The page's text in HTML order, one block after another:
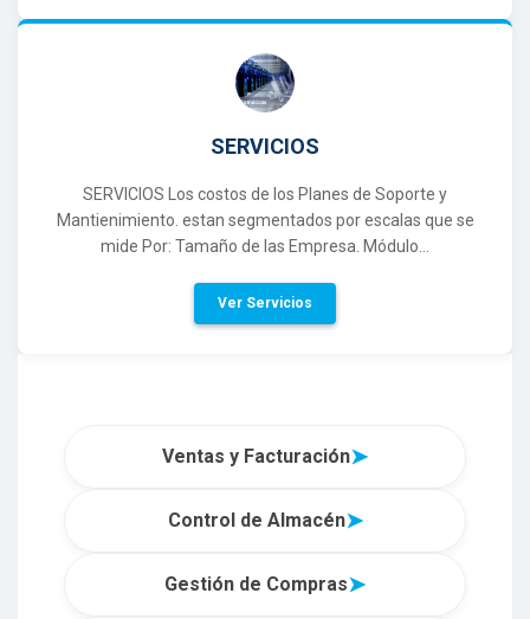
SERVICIOS
SERVICIOS Los costos de los Planes de Soporte y
Mantienimiento. estan segmentados por escalas que se
mide Por: Tamaño de las Empresa. Módulo...
Ver Servicios
Ventas y Facturación➤
Control de Almacén➤
Gestión de Compras➤